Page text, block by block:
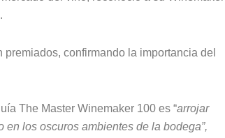
confirmando la importancia del
The Master Winemaker 100 es “arrojar
los oscuros ambientes de la bodega”,